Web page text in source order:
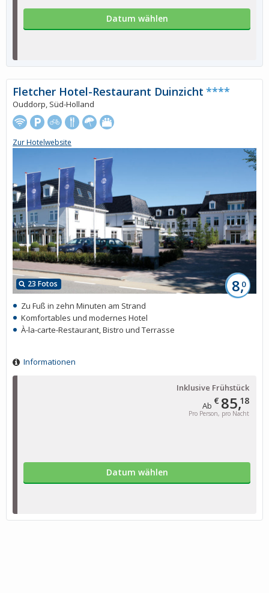
Datum wählen
Ab € 85,18
Pro Person, pro Nacht
Inklusive Frühstück
Datum wählen
23 Fotos 8,0
Fletcher Hotel-Restaurant Duinzicht ****
Ouddorp, Süd-Holland
Zur Hotelwebsite
Zu Fuß in zehn Minuten am Strand
Komfortables und modernes Hotel
À-la-carte-Restaurant, Bistro und Terrasse
Informationen